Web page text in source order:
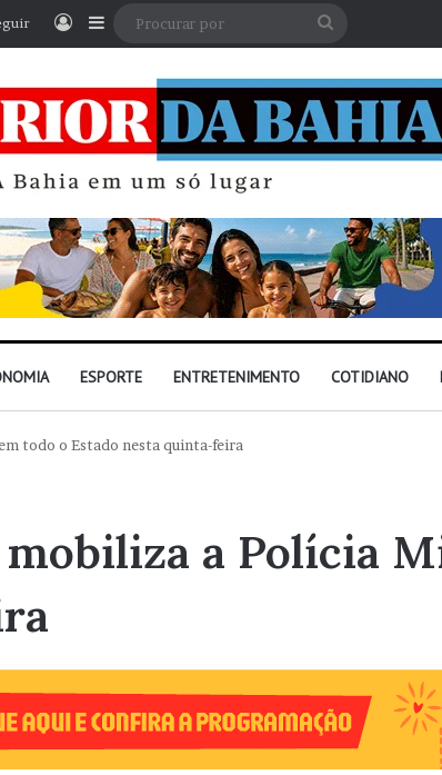
EntrarBarra Lateral
ESPORTE ENTRETENIMENTO COTIDIANO
todo o Estado nesta quinta-feira
mobiliza a Polícia